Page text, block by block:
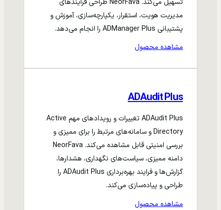
تسهیل می‌کند. NeorFava طراحی فرایندهای
مدیریت هویت، استقرار، یکپارچه‌سازی، آموزش و
پشتیبانی ADManager Plus را انجام می‌دهد.
مشاهده محصول
ADAudit Plus
ADAudit Plus تغییرات و رویدادهای مهم Active
Directory و سامانه‌های مرتبط را برای ممیزی و
بررسی امنیتی قابل مشاهده می‌کند. NeorFava
دامنه ممیزی، سیاست‌های نگهداری، هشدارها،
گزارش‌ها و فرایند بهره‌برداری ADAudit Plus را
طراحی و پیاده‌سازی می‌کند.
مشاهده محصول